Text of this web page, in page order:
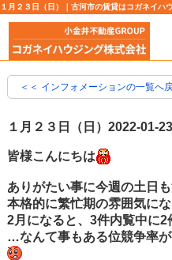
１月２３日（日）｜古河市の賃貸はコガネイハ
＜＜ インフォメーションの一覧へ
１月２３日（日） 2022-01-23
皆様こんにちは
ありがたい事に今週の土日
本格的に繁忙期の雰囲気にな
2月になると、3件内覧中に2
…なんて事もある位競争率